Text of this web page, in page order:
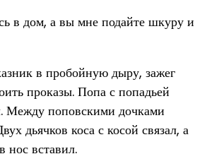
в дом, а вы мне подайте шкуру и
в пробойную дыру, зажег
проказы. Попа с попадьей
Между поповскими дочками
дьячков коса с косой связал, а
нос вставил.